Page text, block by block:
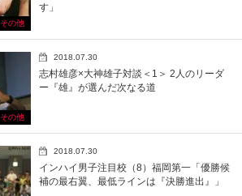
その他
す」
その他
2018.07.30
志村雄彦×大神雄子対談＜1＞ 2人のリーダ
ー『雄』が選んだ次なる道
2018.07.30
インハイ男子注目校（8）福岡第一「優勝候
補の最右翼、最低ラインは『決勝進出』」